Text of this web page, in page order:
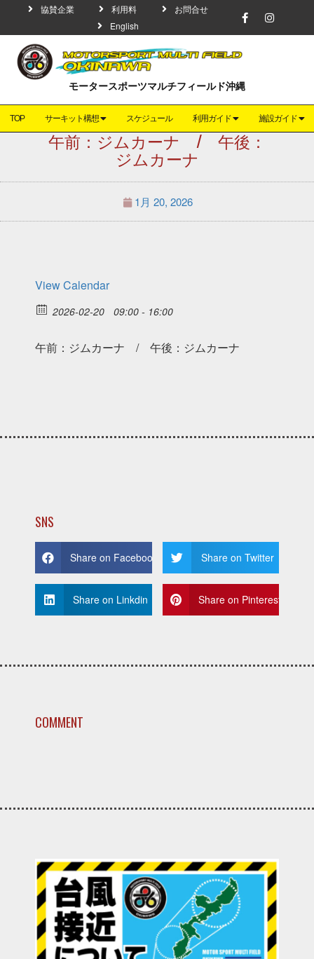
協賛企業 利用料
お問合せ
English
モータースポーツマルチフィールド沖縄
TOP サーキット構想 スケジュール 利用ガイド 施設ガイド
午前：ジムカーナ / 午後：
ジムカーナ
1月 20, 2026
View Calendar
2026-02-20 09:00 - 16:00
午前：ジムカーナ / 午後：ジムカーナ
SNS
Share on Facebook Share on Twitter
Share on Linkdin Share on Pinterest
COMMENT